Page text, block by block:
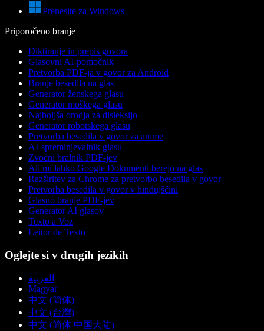
Prenesite za Windows
Priporočeno branje
Diktiranje in prepis govora
Glasovni AI-pomočnik
Pretvorba PDF-ja v govor za Android
Branje besedila na glas
Generator ženskega glasu
Generator moškega glasu
Najboljša orodja za disleksijo
Generator robotskega glasu
Pretvorba besedila v govor za anime
AI-spreminjevalnik glasu
Zvočni bralnik PDF-jev
Ali mi lahko Google Dokumenti berejo na glas
Razširitev za Chrome za pretvorbo besedila v govor
Pretvorba besedila v govor v hindujščini
Glasno branje PDF-jev
Generator AI glasov
Texto a Voz
Leitor de Texto
Oglejte si v drugih jezikih
العربية
Magyar
中文 (简体)
中文 (台灣)
中文 (简体 中国大陆)